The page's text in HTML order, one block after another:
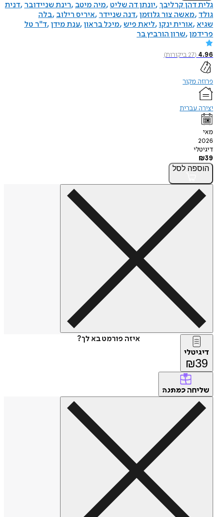
גלית דהן קרליבך יונתן דה שליט מיה מיטב רינת שניידובר דנית
גולד מאשה צור גלוזמן דנה שניידר איריס רילוב בלה
שגיא אורית ינקו ליאת פיש מיכל בראון ענת מידן ד"ר טל
פרידמן שרון הורביץ בר
4.96
(
27ביקורות)
פרוזה מקור
יצירה עברית
מאי
2026
דיגיטלי
₪39
הוספה לסל
איזה פורמט בא לך?
דיגיטלי
₪39
שליחה כמתנה